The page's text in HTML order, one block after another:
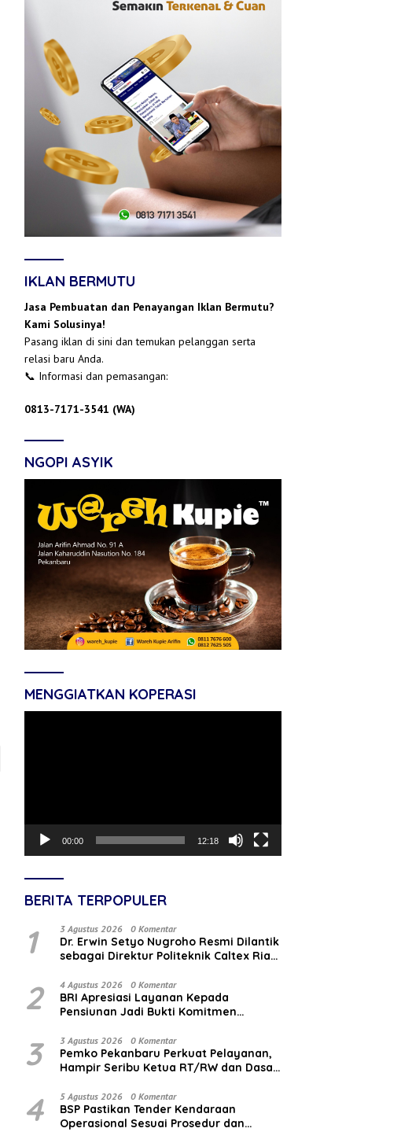
IKLAN BERMUTU
Jasa Pembuatan dan Penayangan Iklan Bermutu?
Kami Solusinya!
Pasang iklan di sini dan temukan pelanggan serta
relasi baru Anda.
📞 Informasi dan pemasangan:
0813-7171-3541 (WA)
NGOPI ASYIK
MENGGIATKAN KOPERASI
00:00 12:18
BERITA TERPOPULER
1 3 Agustus 2026 0 Komentar
‎Dr. Erwin Setyo Nugroho Resmi Dilantik
sebagai Direktur Politeknik Caltex Riau
2 4 Agustus 2026 0 Komentar
BRI Apresiasi Layanan Kepada
Pensiunan Jadi Bukti Komitmen
Nasabah
3 3 Agustus 2026 0 Komentar
Pemko Pekanbaru Perkuat Pelayanan,
Hampir Seribu Ketua RT/RW dan Dasa
4 5 Agustus 2026 0 Komentar
BSP Pastikan Tender Kendaraan
Operasional Sesuai Prosedur dan